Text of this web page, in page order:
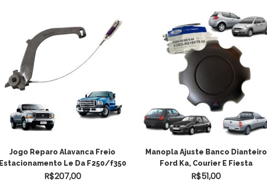
Jogo Reparo Alavanca Freio
Estacionamento Le Da F250/f350
R$207,00
Manopla Ajuste Banco Dianteiro
Ford Ka, Courier E Fiesta
R$51,00